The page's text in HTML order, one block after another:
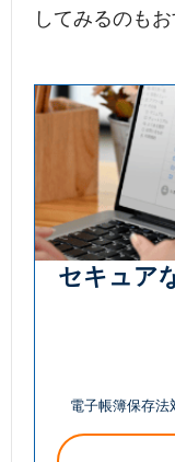
してみるのもお
セキュア
電子帳簿保存法